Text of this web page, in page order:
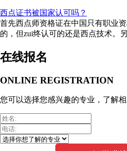
西点证书被国家认可吗？
首先西点师资格证在中国只有职业
的，但zui终认可的还是西点技术。
在线报名
ONLINE REGISTRATION
您可以选择您感兴趣的专业，了解